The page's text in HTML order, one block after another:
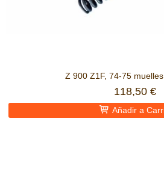
Z 900 Z1F, 74-75
118,50 €
Añadir a